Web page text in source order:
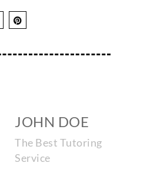
JOHN DOE
The Best Tutoring
Service